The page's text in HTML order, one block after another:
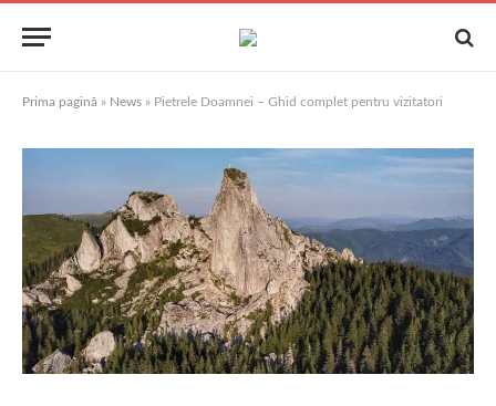
Prima pagină » News » Pietrele Doamnei – Ghid complet pentru vizitatori